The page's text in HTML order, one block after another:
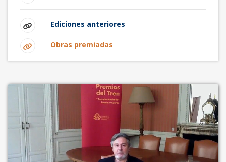
Ediciones anteriores
Obras premiadas